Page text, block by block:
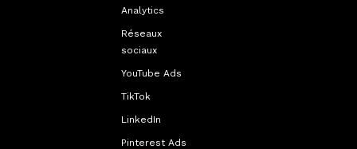
Analytics
Réseaux
sociaux
YouTube Ads
TikTok
LinkedIn
Pinterest Ads